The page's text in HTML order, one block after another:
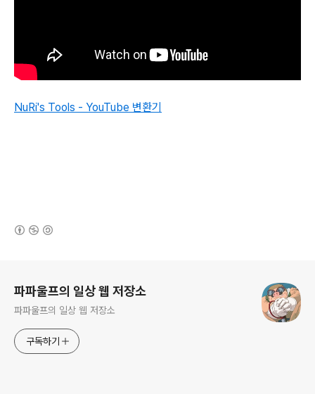
NuRi's Tools - YouTube 변환기
파파울프의 일상 웹 저장소
파파울프의 일상 웹 저장소
구독하기